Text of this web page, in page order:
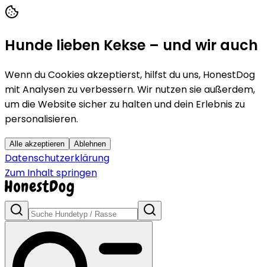
Hunde lieben Kekse – und wir auch
Wenn du Cookies akzeptierst, hilfst du uns, HonestDog
mit Analysen zu verbessern. Wir nutzen sie außerdem,
um die Website sicher zu halten und dein Erlebnis zu
personalisieren.
Alle akzeptieren Ablehnen
Datenschutzerklärung
Zum Inhalt springen